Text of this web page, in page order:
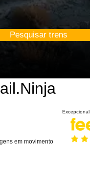
Pesquisar trens
em movimento
Excepcional